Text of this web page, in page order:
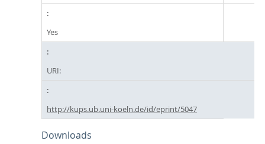
Yes
URI:
http://kups.ub.uni-koeln.de/id/eprint/5047
Downloads